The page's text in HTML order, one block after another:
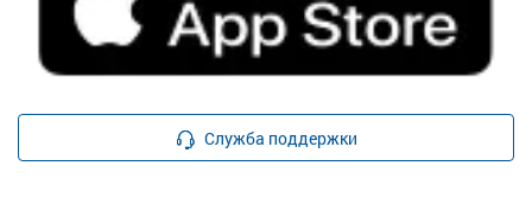
Служба поддержки